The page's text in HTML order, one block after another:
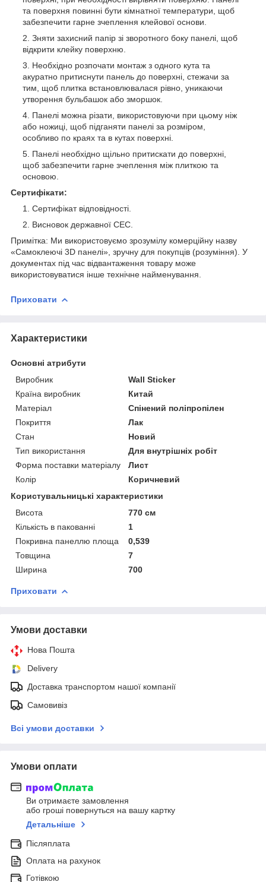
та поверхня повинні бути кімнатної температури, щоб
забезпечити гарне зчеплення клейової основи.
Зняти захисний папір зі зворотного боку панелі, щоб
відкрити клейку поверхню.
Необхідно розпочати монтаж з одного кута та
акуратно притиснути панель до поверхні, стежачи за
тим, щоб плитка встановлювалася рівно, уникаючи
утворення бульбашок або зморшок.
Панелі можна різати, використовуючи при цьому ніж
або ножиці, щоб підганяти панелі за розміром,
особливо по краях та в кутах поверхні.
Панелі необхідно щільно притискати до поверхні,
щоб забезпечити гарне зчеплення між плиткою та
основою.
Сертифікати:
Сертифікат відповідності.
Висновок державної СЕС.
Примітка: Ми використовуємо зрозумілу комерційну назву
«Самоклеючі 3D панелі», зручну для покупців (розуміння). У
документах під час відвантаження товару може
використовуватися інше технічне найменування.
Приховати
Характеристики
Основні атрибути
Виробник
Wall Sticker
Країна виробник
Китай
Матеріал
Спінений поліпропілен
Покриття
Лак
Стан
Новий
Тип використання
Для внутрішніх робіт
Форма поставки матеріалу
Лист
Колір
Коричневий
Користувальницькі характеристики
Висота
770 см
Кількість в пакованні
1
Покривна панеллю площа
0,539
Товщина
7
Ширина
700
Приховати
Умови доставки
Нова Пошта
Delivery
Доставка транспортом нашої компанії
Самовивіз
Всі умови доставки
Умови оплати
Ви отримаєте замовлення
або гроші повернуться на вашу картку
Детальніше
Післяплата
Оплата на рахунок
Готівкою